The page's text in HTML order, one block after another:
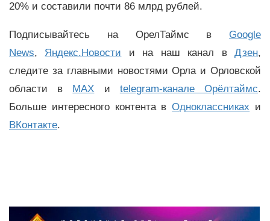
20% и составили почти 86 млрд рублей.
Подписывайтесь на ОрелТаймс в Google
News, Яндекс.Новости и на наш канал вДзен,
следите за главными новостями Орла и Орловской
области в MAX и telegram-канале Орёлтаймс.
Больше интересного контента вОдноклассниках и
ВКонтакте.